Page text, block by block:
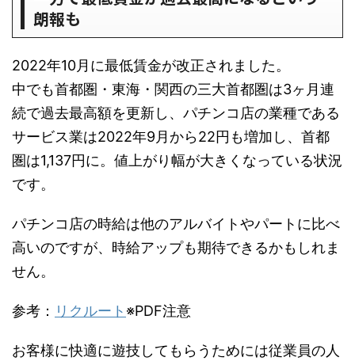
朗報も
2022年10月に最低賃金が改正されました。
中でも首都圏・東海・関西の三大首都圏は3ヶ月連
続で過去最高額を更新し、パチンコ店の業種である
サービス業は2022年9月から22円も増加し、首都
圏は1,137円に。値上がり幅が大きくなっている状況
です。
パチンコ店の時給は他のアルバイトやパートに比べ
高いのですが、時給アップも期待できるかもしれま
せん。
参考： リクルート ※PDF注意
お客様に快適に遊技してもらうためには従業員の人